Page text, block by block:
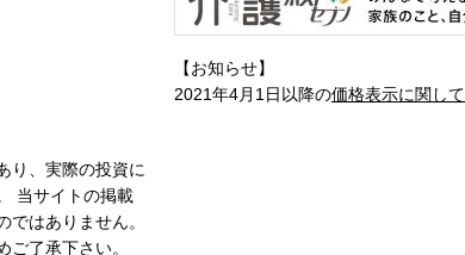
り、実際の投資に
当サイトの掲載
はありません。
了承下さい。
【お知らせ】
2021年4月1日以降の価格表示に関して